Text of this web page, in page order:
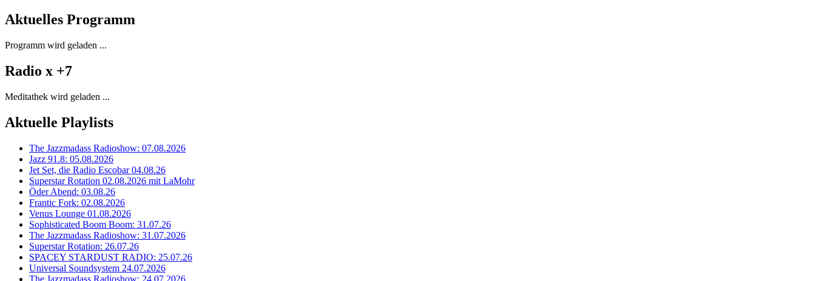
Aktuelles Programm
Programm wird geladen ...
Radio x +7
Meditathek wird geladen ...
Aktuelle Playlists
The Jazzmadass Radioshow: 07.08.2026
Jazz 91.8: 05.08.2026
Jet Set, die Radio Escobar 04.08.26
Superstar Rotation 02.08.2026 mit LaMohr
Öder Abend: 03.08.26
Frantic Fork: 02.08.2026
Venus Lounge 01.08.2026
Sophisticated Boom Boom: 31.07.26
The Jazzmadass Radioshow: 31.07.2026
Superstar Rotation: 26.07.26
SPACEY STARDUST RADIO: 25.07.26
Universal Soundsystem 24.07.2026
The Jazzmadass Radioshow: 24.07.2026